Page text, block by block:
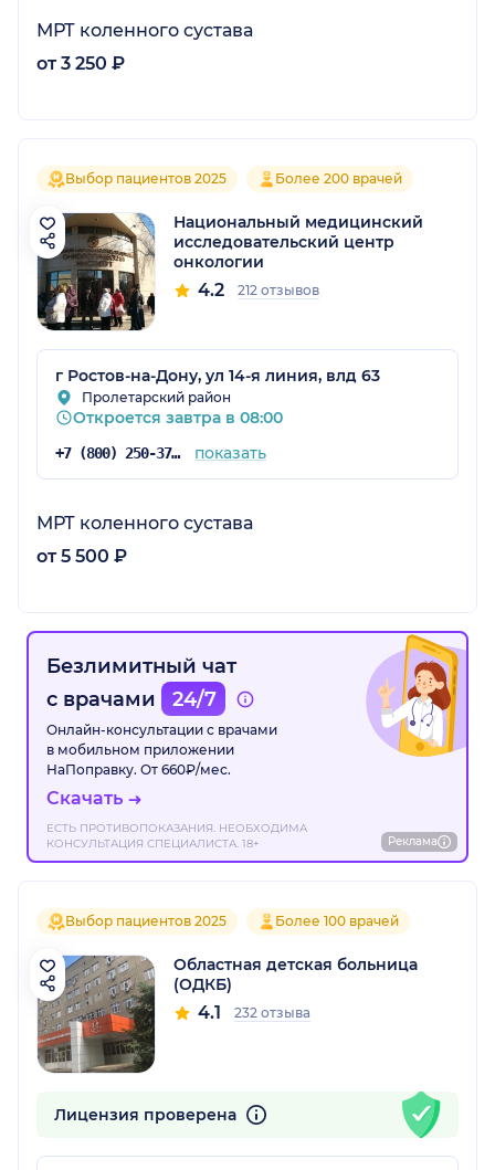
МРТ коленного сустава
от 3 250 ₽
Выбор пациентов 2025 Более 200 врачей
Национальный медицинский
исследовательский центр
онкологии
4.2 212 отзывов
г Ростов-на-Дону, ул 14-я линия, влд 63
Пролетарский район
Откроется завтра в 08:00
+7 (800) 250-37-40 показать
МРТ коленного сустава
от 5 500 ₽
Безлимитный чат
с врачами
24/7
Онлайн-консультации с врачами
в мобильном приложении
НаПоправку. От 660₽/мес.
Скачать
ЕСТЬ ПРОТИВОПОКАЗАНИЯ. НЕОБХОДИМА
КОНСУЛЬТАЦИЯ СПЕЦИАЛИСТА. 18+
Реклама
Выбор пациентов 2025 Более 100 врачей
Областная детская больница
(ОДКБ)
4.1 232 отзыва
Лицензия проверена